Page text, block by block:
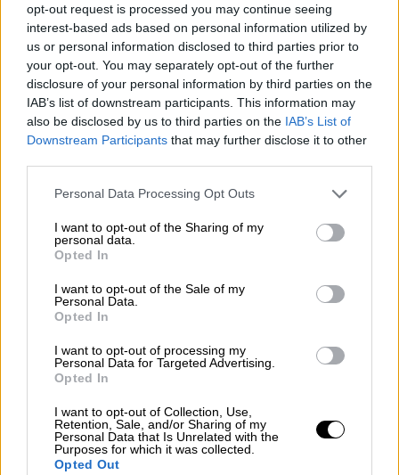
opt-out request is processed you may continue seeing
interest-based ads based on personal information utilized by
us or personal information disclosed to third parties prior to
your opt-out. You may separately opt-out of the further
disclosure of your personal information by third parties on the
IAB’s list of downstream participants. This information may
also be disclosed by us to third parties on the IAB’s List of
Downstream Participants that may further disclose it to other
Please note that this website/app uses one or more Google
not limited to your visit or usage behaviour. You may click to
grant or deny consent to Google and its third-party tags to
use your data for below specified purposes in below Google
consent section.
Personal Data Processing Opt Outs
I want to opt-out of the Sharing of my
personal data.
Opted In
I want to opt-out of the Sale of my
Personal Data.
Opted In
I want to opt-out of processing my
Personal Data for Targeted Advertising.
Opted In
I want to opt-out of Collection, Use,
Retention, Sale, and/or Sharing of my
Personal Data that Is Unrelated with the
Purposes for which it was collected.
Opted Out
Μέχρι στιγμής, για παράδειγμα για την
Τουρκία ανακοίνωναν αποτελέσματα,
προβλέποντας νούμερα που θα προέβλεπε κι
ένας μαθητής δημοτικού, με εύρος 10-118
χιλιάδες νεκρούςμέχρι τον Αύγουστο που
μας πέρασε.
Πιο συγκεκριμένα το μοντέλο προέβλεπε,
έως τις 4 Αυγούστου:
Για την Πορτογαλία, 471 θανάτους (είχαν
ήδη σχεδόν 1400 θανάτους έως τα τέλη
Μαΐου)
Για τη Γαλλία 15.058 θανάτους (είχαν ήδη
σχεδόν 30,000 στα τέλη Ιουλίου)
Για το Ηνωμένο Βασίλειο, 66.314
θανάτους (και είναι συνολικά σχεδόν
Γενικά οι προβλέψεις για το μέλλον
προκαλούν πάντα μεγάλο ενδιαφέρον.